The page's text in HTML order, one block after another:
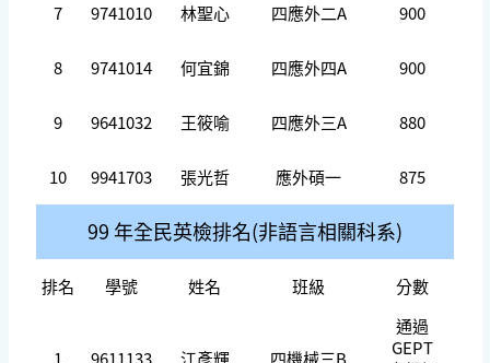
7 9741010 林聖心 四應外二A 900
8 9741014 何宜錦 四應外四A 900
9 9641032 王筱喻 四應外三A 880
10 9941703 張光哲 應外碩一 875
99 年全民英檢排名(非語言相關科系)
排名 學號 姓名 班級 分數
1 9611133 江彥輝 四機械三B
通過
GEPT